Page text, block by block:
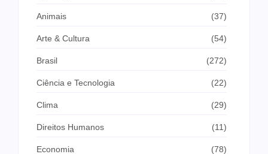
Animais (37)
Arte & Cultura (54)
Brasil (272)
Ciência e Tecnologia (22)
Clima (29)
Direitos Humanos (11)
Economia (78)